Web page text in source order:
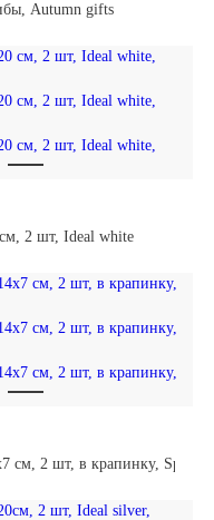
Autumn gifts
2 шт, Ideal white
см, 2 шт, в крапинку, Speckled